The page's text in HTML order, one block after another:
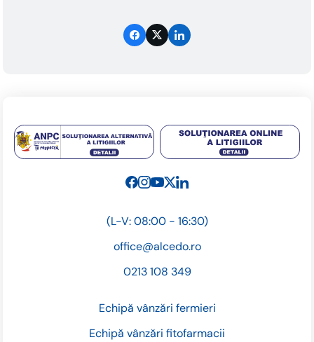
(L-V: 08:00 - 16:30)
office@alcedo.ro
0213 108 349
Echipă vânzări fermieri
Echipă vânzări fitofarmacii